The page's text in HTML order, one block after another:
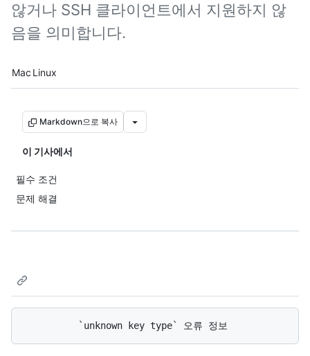
않거나 SSH 클라이언트에서 지원하지 않
음을 의미합니다.
Platform navigation
Mac Linux
Markdown으로 복사
이 기사에서
필수 조건
문제 해결